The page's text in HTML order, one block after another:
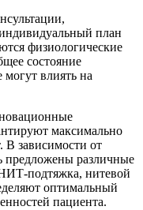
план
физиологические
состояние
влиять на
максимально
В зависимости от
предложены различные
подтяжка, нитевой
оптимальный
пациента.